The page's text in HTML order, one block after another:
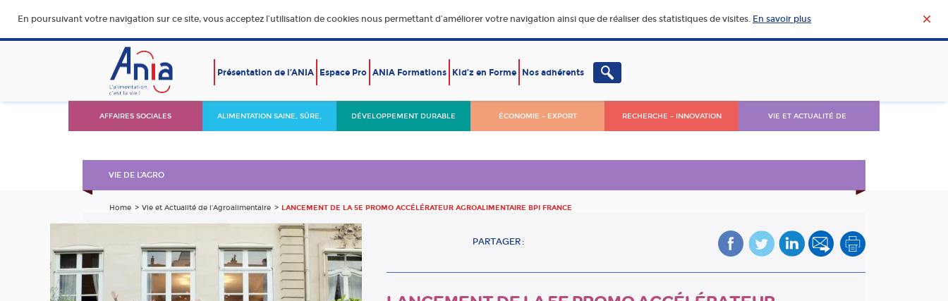
En poursuivant votre navigation sur ce site, vous acceptez l’utilisation de cookies nous permettant d’améliorer votre navigation ainsi que de réaliser des statistiques de visites. En savoir plus
Présentation de l’ANIA Espace Pro ANIA Formations Kid’z en Forme Nos adhérents
AFFAIRES SOCIALES ALIMENTATION SAINE, SÛRE, DÉVELOPPEMENT DURABLE ÉCONOMIE – EXPORT RECHERCHE – INNOVATION VIE ET ACTUALITÉ DE
VIE DE L’AGRO
Home Vie et Actualité de l'Agroalimentaire LANCEMENT DE LA 5E PROMO ACCÉLÉRATEUR AGROALIMENTAIRE BPI FRANCE
PARTAGER :